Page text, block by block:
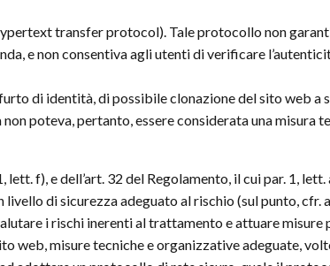
transfer protocol). Tale protocollo non
e non consentiva agli utenti di verificare
di identità, di possibile clonazione del sito web a
poteva, pertanto, essere considerata una misura
f), e dell’art. 32 del Regolamento, il cui par. 1, lett.
di sicurezza adeguato al rischio (sul punto, cfr.
i rischi inerenti al trattamento e attuare misure
web, misure tecniche e organizzative adeguate,